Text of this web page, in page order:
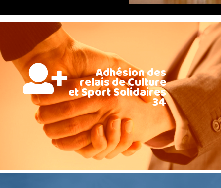
Adhésion des
relais de Culture
et Sport Solidaires
34